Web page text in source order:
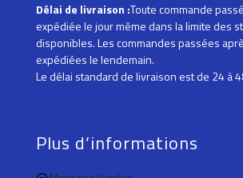
Délai de livraison :Toute commande
expédiée le jour même dans la limite des
disponibles. Les commandes passées
expédiées le lendemain.
Le délai standard de livraison est de 24 à
Plus d’informations